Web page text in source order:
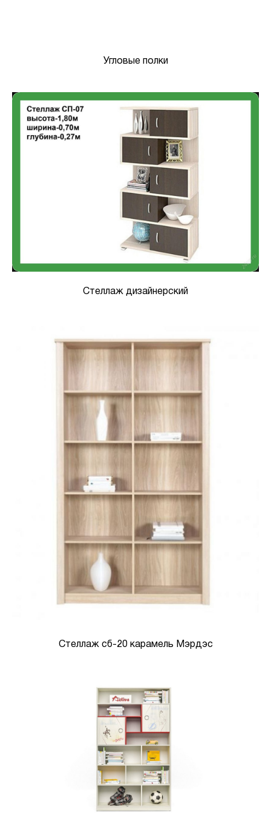
Угловые полки
Стеллаж дизайнерский
Стеллаж сб-20 карамель Мэрдэс